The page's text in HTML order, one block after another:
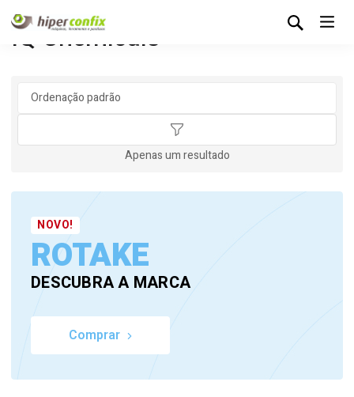
IQ Chemicals
Apenas um resultado
NOVO!
ROTAKE
DESCUBRA A MARCA
Comprar